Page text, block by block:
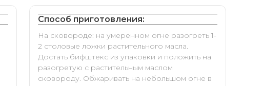
Способ приготовления:
На сковороде: на умеренном огне разогреть 1-
2 столовые ложки растительного масла.
Достать бифштекс из упаковки и положить на
разогретую с растительным маслом
сковороду. Обжаривать на небольшом огне в